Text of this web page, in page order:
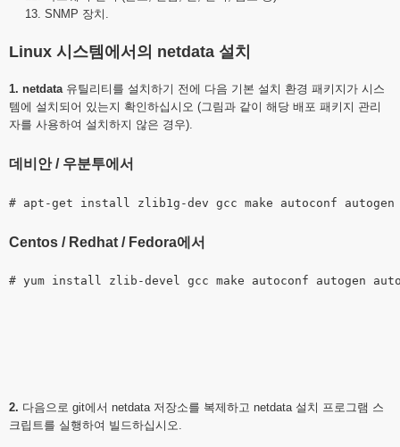
SNMP 장치.
Linux 시스템에서의 netdata 설치
1. netdata유틸리티를 설치하기 전에 다음 기본 설치 환경 패키지가 시스
템에 설치되어 있는지 확인하십시오 (그림과 같이 해당 배포 패키지 관리
자를 사용하여 설치하지 않은 경우).
데비안 / 우분투에서
Centos / Redhat / Fedora에서
2. 다음으로 git에서 netdata 저장소를 복제하고 netdata 설치 프로그램 스
크립트를 실행하여 빌드하십시오.